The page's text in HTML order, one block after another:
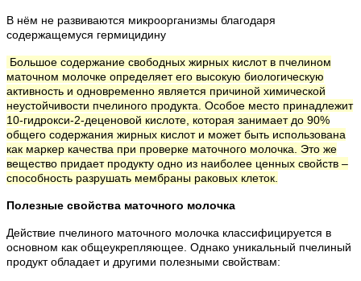
В нём не развиваются микроорганизмы благодаря
содержащемуся гермицидину
Большое содержание свободных жирных кислот в пчелином
маточном молочке определяет его высокую биологическую
активность и одновременно является причиной химической
неустойчивости пчелиного продукта. Особое место принадлежит
10-гидрокси-2-деценовой кислоте, которая занимает до 90%
общего содержания жирных кислот и может быть использована
как маркер качества при проверке маточного молочка. Это же
вещество придает продукту одно из наиболее ценных свойств –
способность разрушать мембраны раковых клеток.
Полезные свойства маточного молочка
Действие пчелиного маточного молочка классифицируется в
основном как общеукрепляющее. Однако уникальный пчелиный
продукт обладает и другими полезными свойствам: